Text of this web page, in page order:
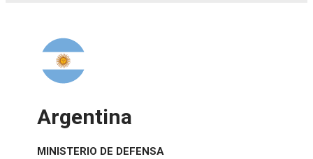
Argentina
MINISTERIO DE DEFENSA